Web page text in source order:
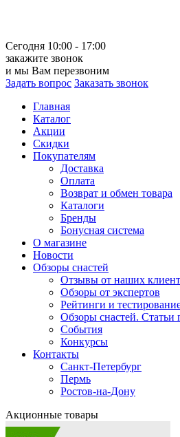
Сегодня 10:00 - 17:00
закажите звонок
и мы Вам перезвоним
Задать вопрос Заказать звонок
Главная
Каталог
Акции
Скидки
Покупателям
Доставка
Оплата
Возврат и обмен товара
Каталоги
Бренды
Бонусная система
О магазине
Новости
Обзоры снастей
Отзывы от наших
Обзоры от экспертов
Рейтинги и
Обзоры снастей. Статьи
События
Конкурсы
Контакты
Санкт-Петербург
Пермь
Ростов-на-Дону
Акционные товары